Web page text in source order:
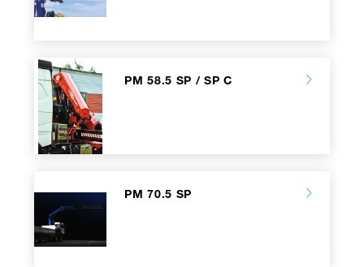
PM 58.5 SP / SP C
PM 70.5 SP